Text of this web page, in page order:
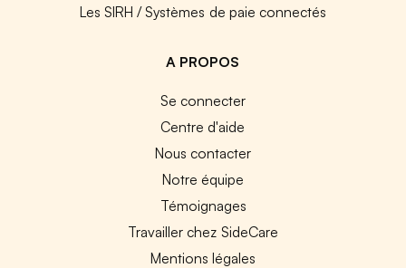
Les SIRH / Systèmes de paie connectés
A PROPOS
Se connecter
Centre d'aide
Nous contacter
Notre équipe
Témoignages
Travailler chez SideCare
Mentions légales